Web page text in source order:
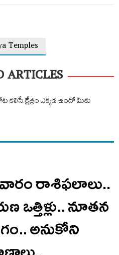
Temples
ARTICLES
కలిసే క్షేత్రం ఎక్కడ ఉందో మీకు
రాశిఫలాలు..
ఒత్తిళ్లు.. నూతన
అనుకోని